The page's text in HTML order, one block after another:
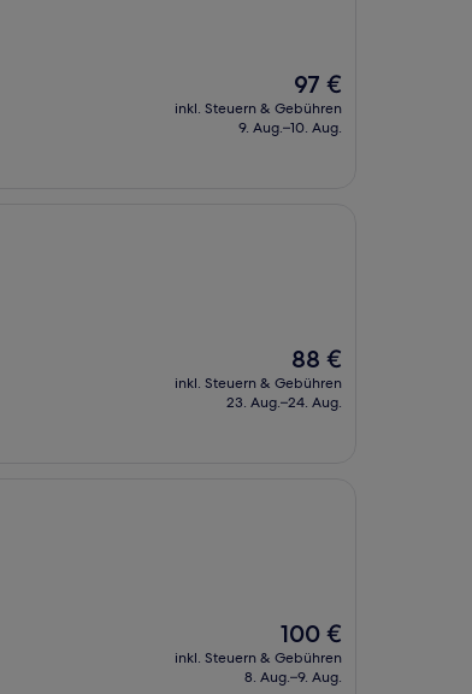
Der
Preis
beträgt
97 €
inkl. Steuern & Gebühren
9. Aug.–10. Aug.
Der
Preis
beträgt
88 €
inkl. Steuern & Gebühren
23. Aug.–24. Aug.
Der
Preis
beträgt
100 €
inkl. Steuern & Gebühren
8. Aug.–9. Aug.